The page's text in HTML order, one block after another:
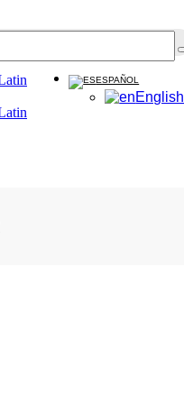
ESPAÑOL
English